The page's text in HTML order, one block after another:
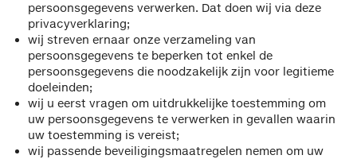
persoonsgegevens verwerken. Dat doen wij via deze
privacyverklaring;
wij streven ernaar onze verzameling van
persoonsgegevens te beperken tot enkel de
persoonsgegevens die noodzakelijk zijn voor legitieme
doeleinden;
wij u eerst vragen om uitdrukkelijke toestemming om
uw persoonsgegevens te verwerken in gevallen waarin
uw toestemming is vereist;
wij passende beveiligingsmaatregelen nemen om uw